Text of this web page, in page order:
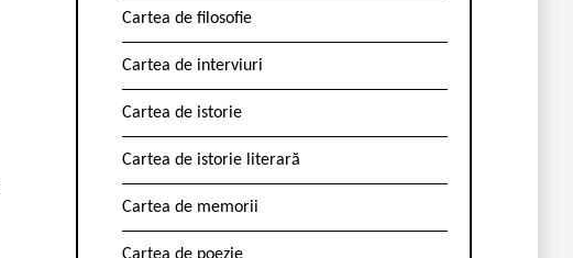
Cartea de filosofie
Cartea de interviuri
Cartea de istorie
Cartea de istorie literară
Cartea de memorii